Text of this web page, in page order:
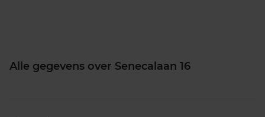
Alle gegevens over Senecalaan 16